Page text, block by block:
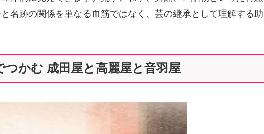
名跡の関係を単なる血筋ではなく、芸の継承として理解する助
つかむ 成田屋と高麗屋と音羽屋